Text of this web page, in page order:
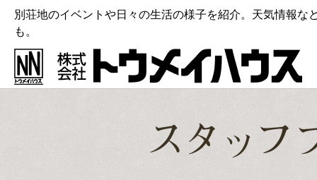
別荘地のイベントや日々の生活の様子を紹介。天気情報な
も。